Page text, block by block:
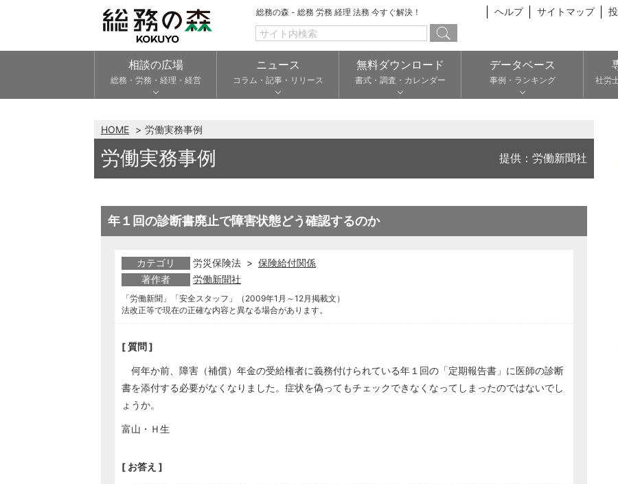
総務の森 - 総務 労務 経理 法務 今すぐ解決！ ヘルプ サイトマップ
相談の広場
総務・労務・経理・経営
ニュース
コラム・記事・リリース
無料ダウンロード
書式・調査・カレンダー
データベース
事例・ランキング 社労
HOME 労働実務事例
労働実務事例 提供：労働新聞社
年１回の診断書廃止で障害状態どう確認するのか
カテゴリ 労災保険法 > 保険給付関係
著作者
労働新聞社
「労働新聞」「安全スタッフ」（2009年1月～12月掲載文）
法改正等で現在の正確な内容と異なる場合があります。
[ 質問 ]
何年か前、障害（補償）年金の受給権者に義務付けられている年１回の「定期報告書」に医師の診断
書を添付する必要がなくなりました。症状を偽ってもチェックできなくなってしまったのではないでし
ょうか。
富山・Ｈ生
[ お答え ]